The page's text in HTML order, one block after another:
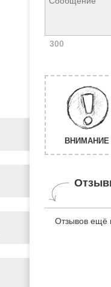
300
ВНИМАНИЕ
Отзывов ещё